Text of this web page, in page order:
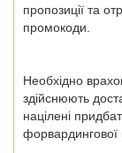
пропозиції та
промокоди.
Необхідно
здійснюють
націлені
форвардингової